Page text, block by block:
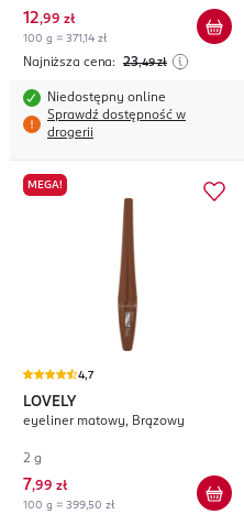
12,99 zł
100 g = 371,14 zł
Najniższa cena: 23,49 zł
Niedostępny online
Sprawdź dostępność w
drogerii
MEGA!
4,7
LOVELY
eyeliner matowy, Brązowy
2 g
7,99 zł
100 g = 399,50 zł